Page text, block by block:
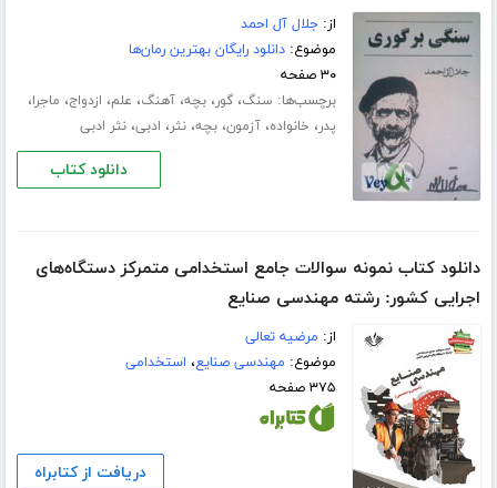
از:جلال آل احمد
موضوع:دانلود رایگان بهترین رمان‌ها
۳۰ صفحه
برچسب‌ها: سنگ،گور،بچه،آهنگ، علم، ازدواج، ماجرا،
پدر، خانواده،آزمون،بچه،نثر، ادبی،نثر ادبی
دانلود کتاب
دانلود کتاب نمونه سوالات جامع استخدامی متمرکز دستگاه‌های
اجرایی کشور: رشته مهندسی صنایع
از: مرضیه تعالی
موضوع: مهندسی صنایع، استخدامی
۳۷۵ صفحه
دریافت از کتابراه